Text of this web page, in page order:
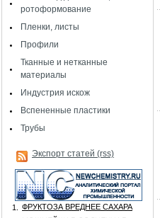
ротоформование
Пленки, листы
Профили
Тканные и нетканные
материалы
Индустрия искож
Вспененные пластики
Трубы
Экспорт статей (rss)
1.
ФРУКТОЗА ВРЕДНЕЕ САХАРА